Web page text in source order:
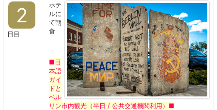
2
日目
ホテ
ルに
て朝
食
■日
本語
ガイ
ドと
ベル
リン市内観光（半日 / 公共交通機関利用）■